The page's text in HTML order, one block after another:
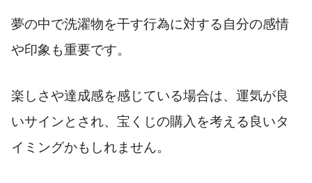
夢の中で洗濯物を干す行為に対する自分の感情
や印象も重要です。
楽しさや達成感を感じている場合は、運気が良
いサインとされ、宝くじの購入を考える良いタ
イミングかもしれません。